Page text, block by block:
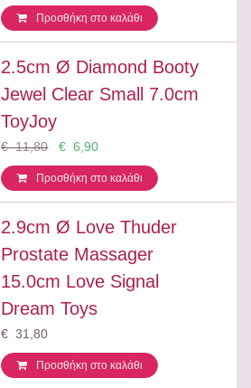
Προσθήκη στο καλάθι
2.5cm Ø Diamond Booty
Jewel Clear Small 7.0cm
ToyJoy
€ 11,80 € 6,90
Προσθήκη στο καλάθι
2.9cm Ø Love Thuder
Prostate Massager
15.0cm Love Signal
Dream Toys
€ 31,80
Προσθήκη στο καλάθι